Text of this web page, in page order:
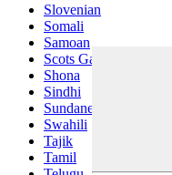
Slovenian
Somali
Samoan
Scots Gaelic
Shona
Sindhi
Sundanese
Swahili
Tajik
Tamil